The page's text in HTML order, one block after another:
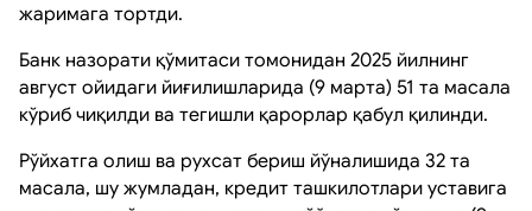
жаримага тортди.
Банк назорати қўмитаси томонидан 2025 йилнинг
август ойидаги йиғилишларида (9 марта) 51 та масала
кўриб чиқилди ва тегишли қарорлар қабул қилинди.
Рўйхатга олиш ва рухсат бериш йўналишида 32 та
масала, шу жумладан, кредит ташкилотлари уставига